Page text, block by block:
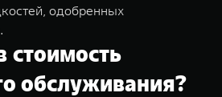
одобренных
стоимость
обслуживания?